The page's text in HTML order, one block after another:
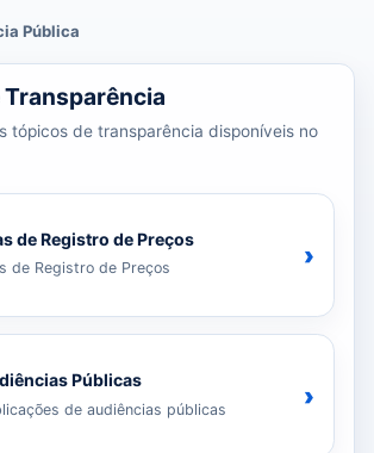
Pública
do banco de dados.
tópicos de transparência disponíveis no
de Registro de Preços
de Registro de Preços ›
Públicas
de audiências públicas ›